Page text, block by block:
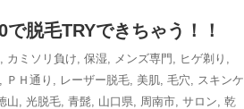
脱毛TRYできちゃう！！
, カミソリ負け, 保湿, メンズ専門 , ヒゲ剃り ,
, ＰＨ通り , レーザー脱毛, 美肌, 毛穴, スキンケ
山, 光脱毛, 青髭, 山口県, 周南市, サロン, 乾